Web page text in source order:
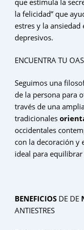
la felicidad” que
estres y la
depresivos.
ENCUENTRA TU
Seguimos una
de la persona para
través de una
tradicionales
occidentales
con la decoración y
ideal para
BENEFICIOS DE DE
ANTIESTRES